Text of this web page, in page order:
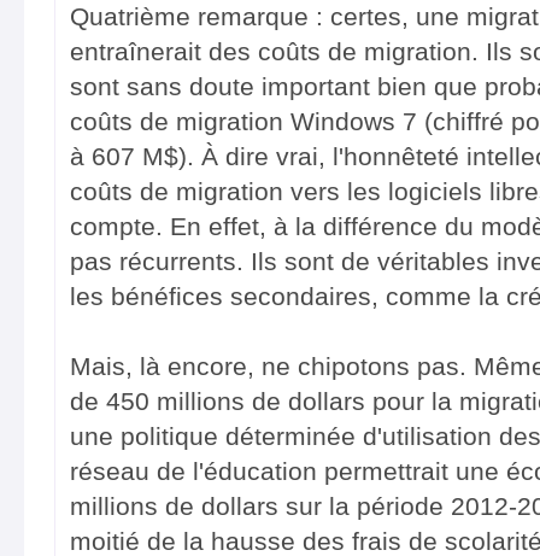
Quatrième remarque : certes, une
entraînerait des coûts de migration. Ils
sont sans doute important bien que
coûts de migration Windows 7 (chiffré
à 607 M$). À dire vrai, l'honnêteté
coûts de migration vers les logiciels
compte. En effet, à la différence du
pas récurrents. Ils sont de véritables
les bénéfices secondaires, comme la
Mais, là encore, ne chipotons pas.
de 450 millions de dollars pour la
une politique déterminée d'utilisation
réseau de l'éducation permettrait une
millions de dollars sur la période 2012-
moitié de la hausse des frais de